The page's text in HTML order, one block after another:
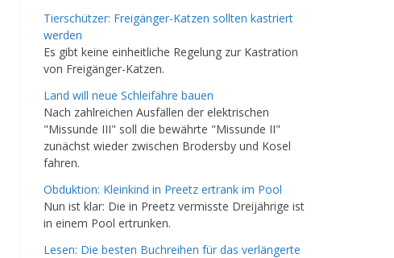
Tierschützer: Freigänger-Katzen sollten kastriert
werden
Es gibt keine einheitliche Regelung zur Kastration
von Freigänger-Katzen.
Land will neue Schleifähre bauen
Nach zahlreichen Ausfällen der elektrischen
"Missunde III" soll die bewährte "Missunde II"
zunächst wieder zwischen Brodersby und Kosel
fahren.
Obduktion: Kleinkind in Preetz ertrank im Pool
Nun ist klar: Die in Preetz vermisste Dreijährige ist
in einem Pool ertrunken.
Lesen: Die besten Buchreihen für das verlängerte